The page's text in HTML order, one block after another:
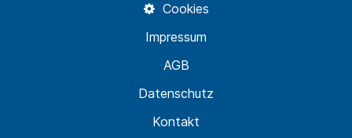
Kontakt
Datenschutz
AGB
Impressum
Cookies